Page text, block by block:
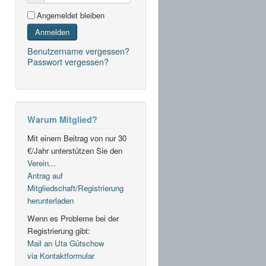
Angemeldet bleiben
Anmelden
Benutzername vergessen?
Passwort vergessen?
Warum Mitglied?
Mit einem Beitrag von nur 30
€/Jahr unterstützen Sie den
Verein...
Antrag auf
Mitgliedschaft/Registrierung
herunterladen
Wenn es Probleme bei der
Registrierung gibt:
Mail an Uta Gütschow
via Kontaktformular